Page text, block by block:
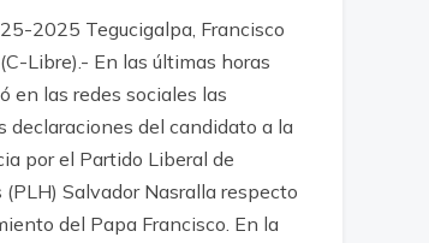
2025 Tegucigalpa, Francisco
Libre).- En las últimas horas
en las redes sociales las
declaraciones del candidato a la
por el Partido Liberal de
(PLH) Salvador Nasralla respecto
del Papa Francisco. En la